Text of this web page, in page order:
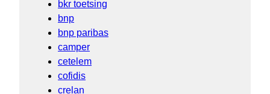
bkr toetsing
bnp
bnp paribas
camper
cetelem
cofidis
crelan